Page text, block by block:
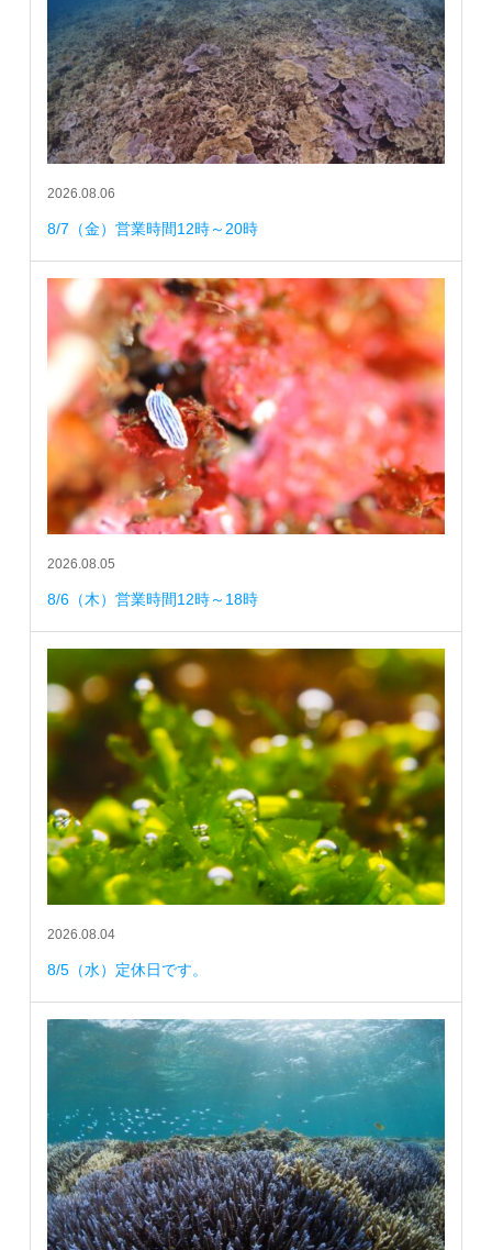
2026.08.06
8/7（金）営業時間12時～20時
2026.08.05
8/6（木）営業時間12時～18時
2026.08.04
8/5（水）定休日です。